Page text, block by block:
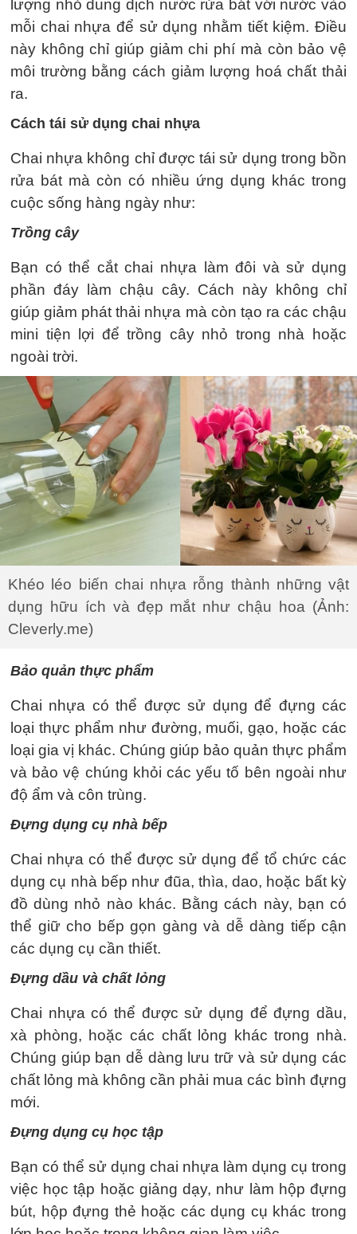
lượng nhỏ dung dịch nước rửa bát với nước vào
mỗi chai nhựa để sử dụng nhằm tiết kiệm. Điều
này không chỉ giúp giảm chi phí mà còn bảo vệ
môi trường bằng cách giảm lượng hoá chất thải
ra.
Cách tái sử dụng chai nhựa
Chai nhựa không chỉ được tái sử dụng trong bồn
rửa bát mà còn có nhiều ứng dụng khác trong
cuộc sống hàng ngày như:
Trồng cây
Bạn có thể cắt chai nhựa làm đôi và sử dụng
phần đáy làm chậu cây. Cách này không chỉ
giúp giảm phát thải nhựa mà còn tạo ra các chậu
mini tiện lợi để trồng cây nhỏ trong nhà hoặc
ngoài trời.
Khéo léo biến chai nhựa rỗng thành những vật
dụng hữu ích và đẹp mắt như chậu hoa (Ảnh:
Cleverly.me)
Bảo quản thực phẩm
Chai nhựa có thể được sử dụng để đựng các
loại thực phẩm như đường, muối, gạo, hoặc các
loại gia vị khác. Chúng giúp bảo quản thực phẩm
và bảo vệ chúng khỏi các yếu tố bên ngoài như
độ ẩm và côn trùng.
Đựng dụng cụ nhà bếp
Chai nhựa có thể được sử dụng để tổ chức các
dụng cụ nhà bếp như đũa, thìa, dao, hoặc bất kỳ
đồ dùng nhỏ nào khác. Bằng cách này, bạn có
thể giữ cho bếp gọn gàng và dễ dàng tiếp cận
các dụng cụ cần thiết.
Đựng dầu và chất lỏng
Chai nhựa có thể được sử dụng để đựng dầu,
xà phòng, hoặc các chất lỏng khác trong nhà.
Chúng giúp bạn dễ dàng lưu trữ và sử dụng các
chất lỏng mà không cần phải mua các bình đựng
mới.
Đựng dụng cụ học tập
Bạn có thể sử dụng chai nhựa làm dụng cụ trong
việc học tập hoặc giảng dạy, như làm hộp đựng
bút, hộp đựng thẻ hoặc các dụng cụ khác trong